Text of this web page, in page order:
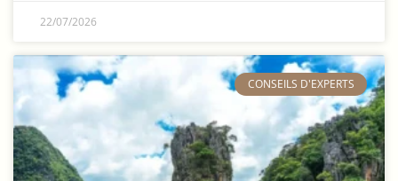
22/07/2026
​CONSEILS D'EXPERTS